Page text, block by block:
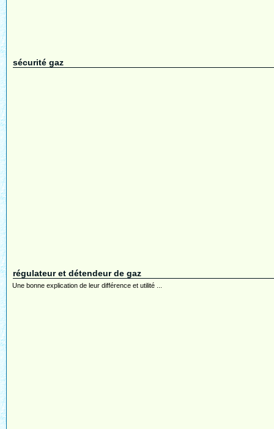
sécurité gaz
régulateur et détendeur de gaz
Une bonne explication de leur différence et utilité ...